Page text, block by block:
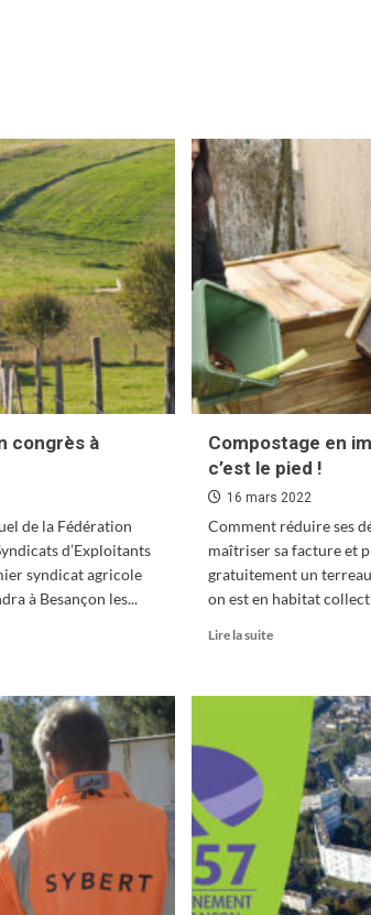
congrès à
de la Fédération
d’Exploitants
syndicat agricole
à Besançon les...
Compostage en
c’est le pied !
16 mars 2022
Comment réduire ses
maîtriser sa facture et
gratuitement un
on est en habitat
Lire la suiteEn
sur
Compostage
immeuble
pied